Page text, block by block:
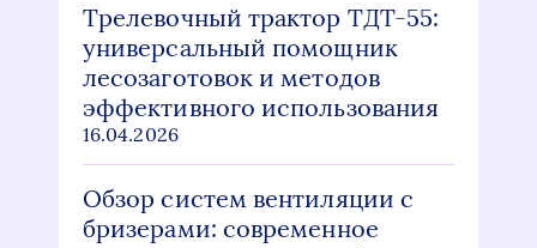
Трелевочный трактор ТДТ-55:
универсальный помощник
лесозаготовок и методов
эффективного использования
16.04.2026
Обзор систем вентиляции с
бризерами: современное